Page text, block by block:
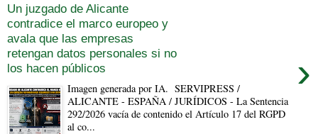
Un juzgado de Alicante
contradice el marco europeo y
avala que las empresas
retengan datos personales si no
los hacen públicos
›
Imagen generada por IA. SERVIPRESS /
ALICANTE - ESPAÑA / JURÍDICOS - La Sentencia
292/2026 vacía de contenido el Artículo 17 del RGPD
al co...